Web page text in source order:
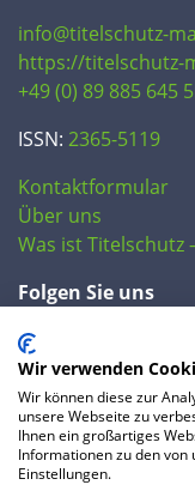
info@titelschutz-
https://titelschutz-
+49 (0) 89 885 645
ISSN: 2365-5119
Kontaktformular
Über uns
Was ist Titelschutz
Folgen Sie uns
Wir verwenden
Wir können diese zur
unsere Webseite zu
Ihnen ein großartiges
Informationen zu den von
Einstellungen.